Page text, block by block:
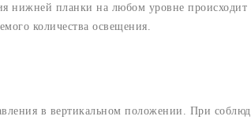
нижней планки на любом уровне происходит
количества освещения.
в вертикальном положении. При